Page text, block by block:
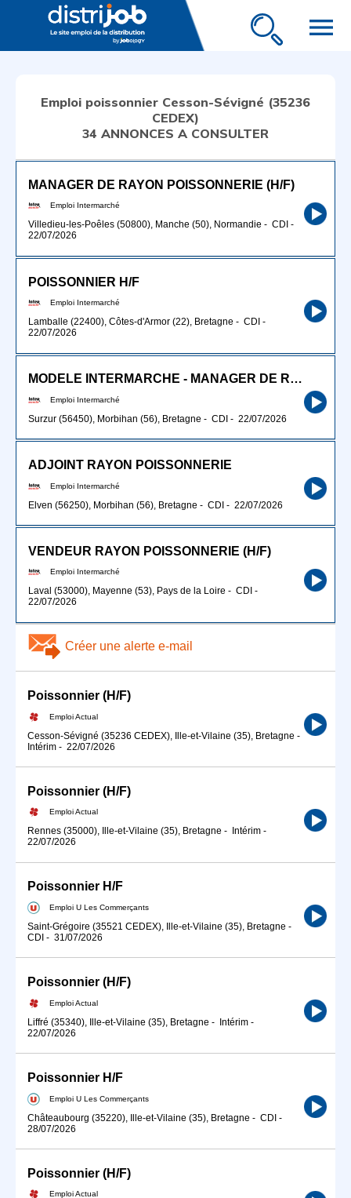
menu
Emploi poissonnier Cesson-Sévigné (35236
CEDEX)
34 ANNONCES A CONSULTER
MANAGER DE RAYON POISSONNERIE (H/F)
Emploi Intermarché
Villedieu-les-Poêles (50800), Manche (50), Normandie - CDI -
22/07/2026
POISSONNIER H/F
Emploi Intermarché
Lamballe (22400), Côtes-d'Armor (22), Bretagne - CDI -
22/07/2026
MODELE INTERMARCHE - MANAGER DE RAYON POISSONNERIE (H/F)
Emploi Intermarché
Surzur (56450), Morbihan (56), Bretagne - CDI - 22/07/2026
ADJOINT RAYON POISSONNERIE
Emploi Intermarché
Elven (56250), Morbihan (56), Bretagne - CDI - 22/07/2026
VENDEUR RAYON POISSONNERIE (H/F)
Emploi Intermarché
Laval (53000), Mayenne (53), Pays de la Loire - CDI -
22/07/2026
Créer une alerte e-mail
Poissonnier (H/F)
Emploi Actual
Cesson-Sévigné (35236 CEDEX), Ille-et-Vilaine (35), Bretagne -
Intérim - 22/07/2026
Poissonnier (H/F)
Emploi Actual
Rennes (35000), Ille-et-Vilaine (35), Bretagne - Intérim -
22/07/2026
Poissonnier H/F
Emploi U Les Commerçants
Saint-Grégoire (35521 CEDEX), Ille-et-Vilaine (35), Bretagne -
CDI - 31/07/2026
Poissonnier (H/F)
Emploi Actual
Liffré (35340), Ille-et-Vilaine (35), Bretagne - Intérim -
22/07/2026
Poissonnier H/F
Emploi U Les Commerçants
Châteaubourg (35220), Ille-et-Vilaine (35), Bretagne - CDI -
28/07/2026
Poissonnier (H/F)
Emploi Actual